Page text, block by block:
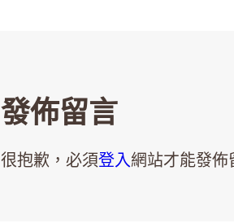
發佈留言
很抱歉，必須登入網站才能發佈